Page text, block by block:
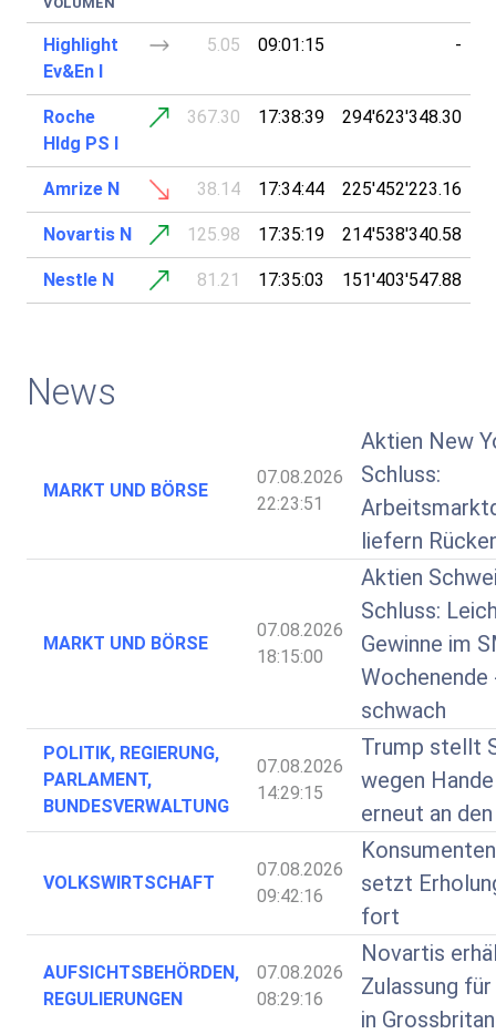
Highlight
Ev&En I
5.05 09:01:15 -
Roche
Hldg PS I
367.30 17:38:39 294'623'348.30
Amrize N 38.14 17:34:44 225'452'223.16
Novartis N 125.98 17:35:19 214'538'340.58
Nestle N 81.21 17:35:03 151'403'547.88
News
MARKT UND BÖRSE
07.08.2026
22:23:51
Aktien New
Schluss:
liefern
MARKT UND BÖRSE
07.08.2026
18:15:00
Aktien
Schluss:
Gewinne im
Wochenende
schwach
POLITIK, REGIERUNG,
PARLAMENT,
BUNDESVERWALTUNG
07.08.2026
14:29:15
Trump stellt
wegen
erneut an
VOLKSWIRTSCHAFT
07.08.2026
09:42:16
setzt
fort
AUFSICHTSBEHÖRDEN,
REGULIERUNGEN
07.08.2026
08:29:16
Novartis
Zulassung
in